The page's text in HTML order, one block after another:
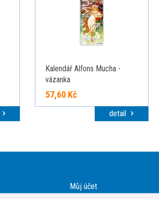
Kalendář Alfons Mucha -
vázanka
57,60 Kč
detail
Můj účet